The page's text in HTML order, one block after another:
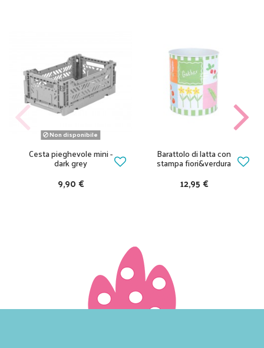
Non disponibile
Cesta pieghevole mini -
dark grey
9,90 €
Barattolo di latta con
stampa fiori&verdura
12,95 €